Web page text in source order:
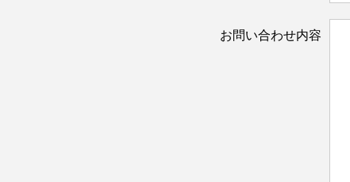
お問い合わせ内容